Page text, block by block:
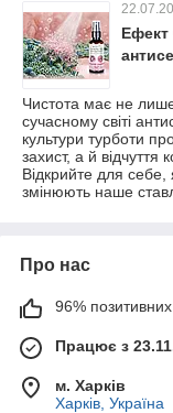
Ефект
Чистота має не
сучасному світі
культури турботи
захист, а й відчуття
Відкрийте для себе,
змінюють наше
Про нас
96% позитивних
Працює з
м. Харків
Харків, Україна